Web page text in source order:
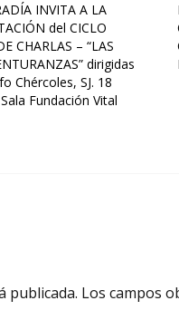
INVITA A LA
del CICLO
CHARLAS – “LAS
dirigidas
Chércoles, SJ. 18
Fundación Vital
publicada. Los campos